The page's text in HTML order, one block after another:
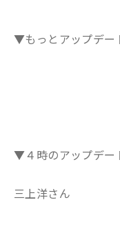
▼もっとアップデ
▼４時のアップデー
三上洋さん